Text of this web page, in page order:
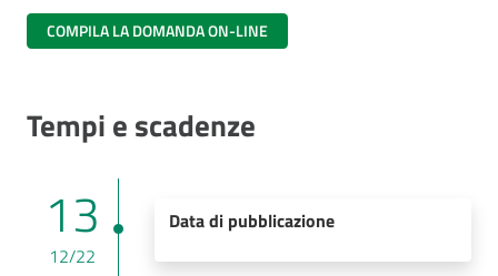
COMPILA LA DOMANDA ON-LINE
Tempi e scadenze
13
12/22
Data di pubblicazione